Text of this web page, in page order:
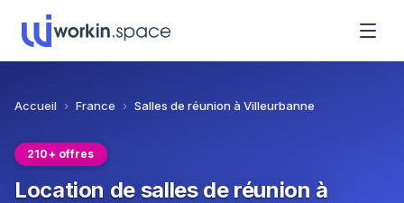
Accueil › France › Salles de réunion à Villeurbanne
210+ offres
Location de salles de réunion à